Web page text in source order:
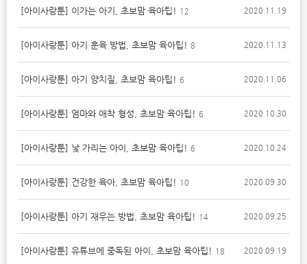
[아이사랑툰] 이가는 아기, 초보맘 육아팁! 12 2020.11.19
[아이사랑툰] 아기 훈육 방법, 초보맘 육아팁! 8 2020.11.13
[아이사랑툰] 아기 양치질, 초보맘 육아팁! 6 2020.11.06
[아이사랑툰] 엄마와 애착 형성, 초보맘 육아팁! 6 2020.10.30
[아이사랑툰] 낯 가리는 아이, 초보맘 육아팁! 6 2020.10.24
[아이사랑툰] 건강한 육아, 초보맘 육아팁! 10 2020.09.30
[아이사랑툰] 아기 재우는 방법, 초보맘 육아팁! 14 2020.09.25
[아이사랑툰] 유튜브에 중독된 아이, 초보맘 육아팁! 18 2020.09.19